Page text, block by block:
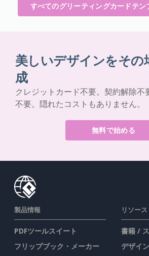
すべてのグリーティングカードテン
美しいデザインをその
成
クレジットカード不要。契約解除不
不要。隠れたコストもありません。
無料で始める
製品情報
PDFツールスイート
フリップブック・メーカー
リソース
書籍 /
デザイ